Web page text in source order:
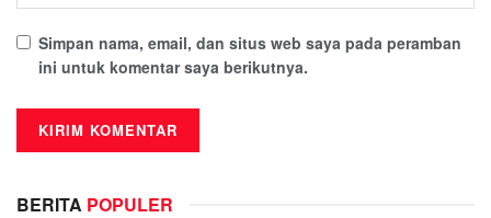
Simpan nama, email, dan situs web saya pada peramban
ini untuk komentar saya berikutnya.
BERITA POPULER